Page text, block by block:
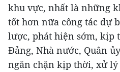
khu vực, nhất là những
tốt hơn nữa công tác dự
lược, phát hiện sớm, kịp
Đảng, Nhà nước, Quân
ngăn chặn kịp thời, xử